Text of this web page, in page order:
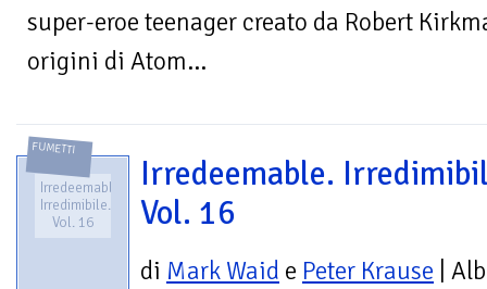
super-eroe teenager creato da Robert
origini di Atom...
FUMETTI
Irredeemable.
Irredimibile.
Vol. 16
Irredeemable.
Vol. 16
di Mark Waid e Peter Krause |